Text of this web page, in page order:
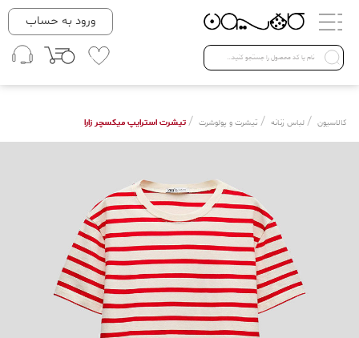
دسته بندی ها
Open submenu ( لباس زنانه )
لباس زنانه
لباس مردانه
ورود به حساب
کالاسیون / لباس زنانه / تیشرت و پولوشرت / تیشرت استرایپ میکسچر زارا